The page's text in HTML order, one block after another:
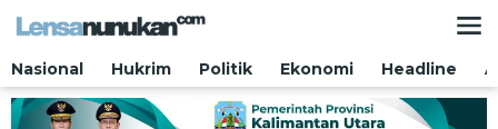
Nasional
Hukrim Politik Ekonomi Headline